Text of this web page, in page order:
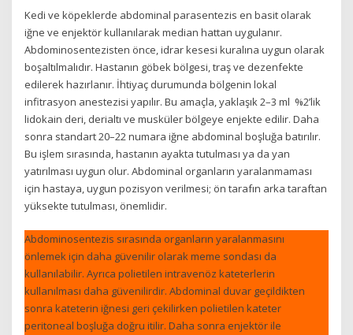
Kedi ve köpeklerde abdominal parasentezis en basit olarak
iğne ve enjektör kullanılarak median hattan uygulanır.
Abdominosentezisten önce, idrar kesesi kuralına uygun olarak
boşaltılmalıdır. Hastanın göbek bölgesi, traş ve dezenfekte
edilerek hazırlanır. İhtiyaç durumunda bölgenin lokal
infitrasyon anestezisi yapılır. Bu amaçla, yaklaşık 2–3 ml %2’lik
lidokain deri, derialtı ve musküler bölgeye enjekte edilir. Daha
sonra standart 20–22 numara iğne abdominal boşluğa batırılır.
Bu işlem sırasında, hastanın ayakta tutulması ya da yan
yatırılması uygun olur. Abdominal organların yaralanmaması
için hastaya, uygun pozisyon verilmesi; ön tarafın arka taraftan
yüksekte tutulması, önemlidir.
Abdominosentezis sırasında organların yaralanmasını
önlemek için daha güvenilir olarak meme sondası da
kullanılabilir. Ayrıca polietilen intravenöz kateterlerin
kullanılması daha güvenilirdir. Abdominal duvar geçildikten
sonra kateterin iğnesi geri çekilirken polietilen kateter
peritoneal boşluğa doğru itilir. Daha sonra enjektör ile